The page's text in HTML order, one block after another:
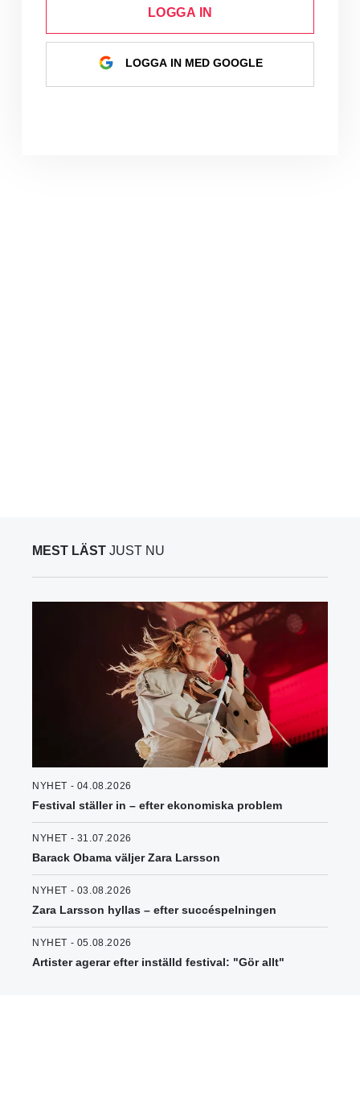
LOGGA IN
LOGGA IN MED GOOGLE
MEST LÄST JUST NU
NYHET - 04.08.2026
Festival ställer in – efter ekonomiska problem
NYHET - 31.07.2026
Barack Obama väljer Zara Larsson
NYHET - 03.08.2026
Zara Larsson hyllas – efter succéspelningen
NYHET - 05.08.2026
Artister agerar efter inställd festival: "Gör allt"